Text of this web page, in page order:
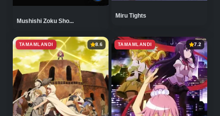
Mushishi Zoku Sho...
Miru Tights
TAMAMLANDI 8.6 TAMAMLANDI 7.2